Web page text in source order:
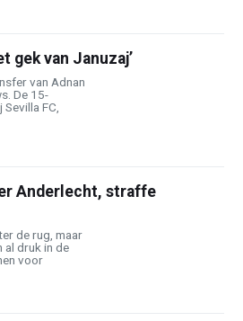
gek van Januzaj’
van Adnan
De 15-
FC,
Anderlecht, straffe
de rug, maar
al druk in de
voor